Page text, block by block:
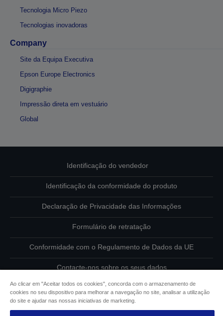
Tecnologia Micro Piezo
Tecnologias inovadoras
Company
Site da Equipa Executiva
Epson Europe Electronics
Digigraphie
Impressão direta em vestuário
Global
Identificação do vendedor
Identificação da conformidade do produto
Declaração de Privacidade das Informações
Formulário de retratação
Conformidade com o Regulamento de Dados da UE
Contacte-nos sobre os seus dados
Informações sobre cookies
Ao clicar em "Aceitar todos os cookies", concorda com o armazenamento de
cookies no seu dispositivo para melhorar a navegação no site, analisar a utilização
do site e ajudar nas nossas iniciativas de marketing.